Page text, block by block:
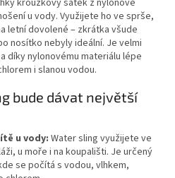
kroužkový šátek z nylonové
u vody. Využijete ho ve sprše,
letní dovolené – zkrátka všude
nosítko nebyly ideální. Je velmi
díky nylonovému materiálu lépe
i slanou vodou.
bude dávat největší
u vody: Water sling využijete ve
u moře i na koupališti. Je určený
se počítá s vodou, vlhkem,